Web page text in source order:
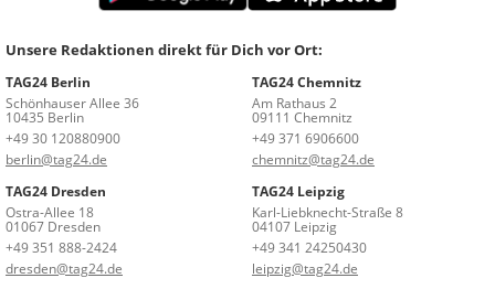
Unsere Redaktionen direkt für Dich vor Ort:
TAG24 Berlin
Schönhauser Allee 36
10435 Berlin
+49 30 120880900
berlin@tag24.de
TAG24 Chemnitz
Am Rathaus 2
09111 Chemnitz
+49 371 6906600
chemnitz@tag24.de
TAG24 Dresden
Ostra-Allee 18
01067 Dresden
+49 351 888-2424
dresden@tag24.de
TAG24 Leipzig
Karl-Liebknecht-Straße 8
04107 Leipzig
+49 341 24250430
leipzig@tag24.de